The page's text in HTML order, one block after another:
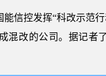
能信控发挥“科改示范
混改的公司。据记